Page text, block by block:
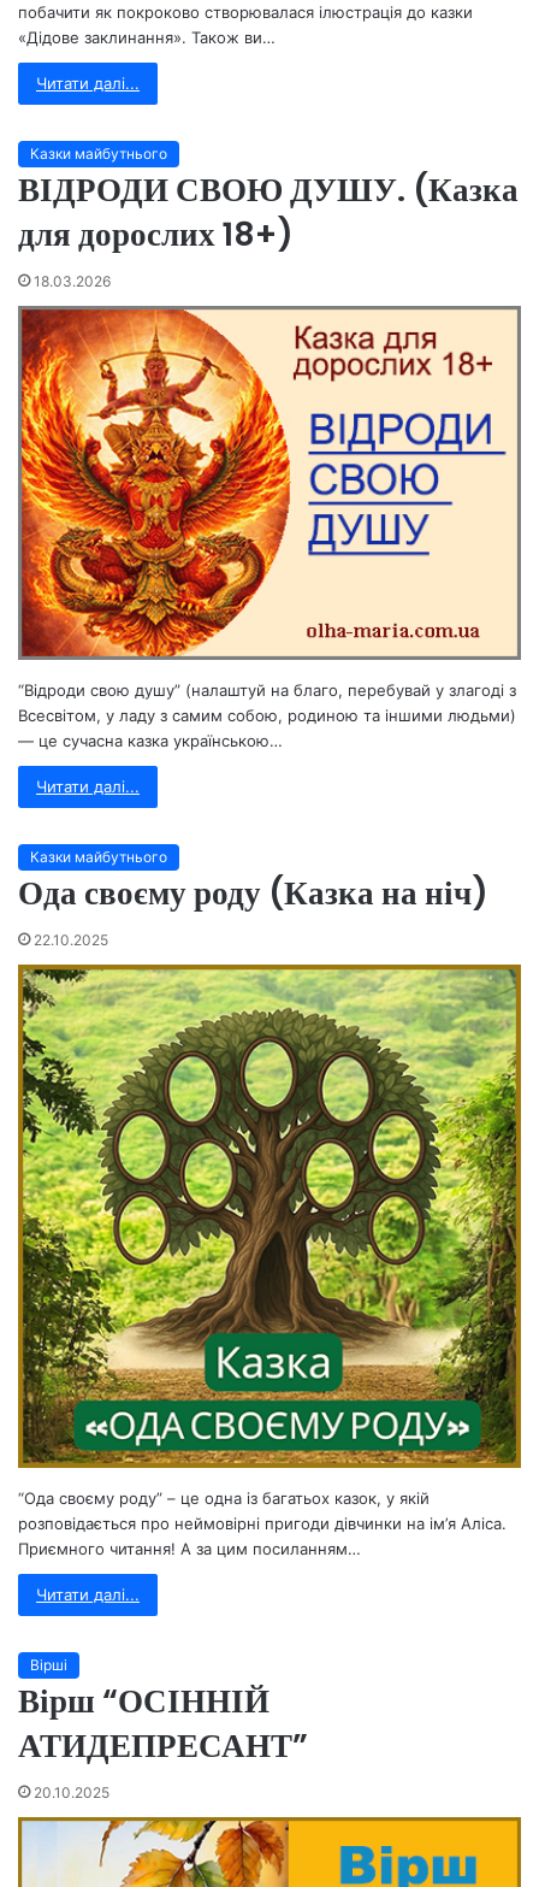
побачити як покроково створювалася ілюстрація до казки
«Дідове заклинання». Також ви…
Читати далі...
Казки майбутнього
ВІДРОДИ СВОЮ ДУШУ. (Казка
для дорослих 18+)
18.03.2026
“Відроди свою душу” (налаштуй на благо, перебувай у злагоді з
Всесвітом, у ладу з самим собою, родиною та іншими людьми)
— це сучасна казка українською…
Читати далі...
Казки майбутнього
Ода своєму роду (Казка на ніч)
22.10.2025
“Ода своєму роду” – це одна із багатьох казок, у якій
розповідається про неймовірні пригоди дівчинки на ім’я Аліса.
Приємного читання! А за цим посиланням…
Читати далі...
Вірші
Вірш “ОСІННІЙ
АТИДЕПРЕСАНТ”
20.10.2025